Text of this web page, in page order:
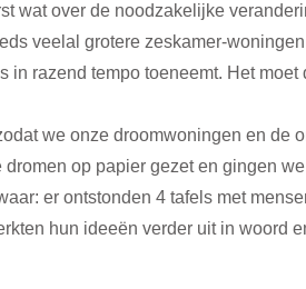
wat over de noodzakelijke
veelal grotere zeskamer-
razend tempo toeneemt. Het moet
we onze droomwoningen en de
op papier gezet en gingen
er ontstonden 4 tafels met
hun ideeën verder uit in woord